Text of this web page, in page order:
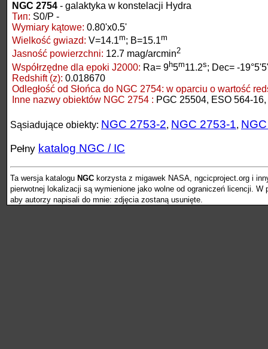
NGC 2754 - galaktyka w konstelacji Hydra
Тип: S0/P -
Wymiary kątowe: 0.80'x0.5'
Wielkość gwiazd: V=14.1m; B=15.1m
Jasność powierzchni: 12.7 mag/arcmin2
Współrzędne dla epoki J2000: Ra= 9h5m11.2s; Dec= -
Redshift (z): 0.018670
Odległość od Słońca do NGC 2754: w oparciu o wartość
Inne nazwy obiektów NGC 2754 : PGC 25504, ESO 564-
Sąsiadujące obiekty: NGC 2753-2, NGC 2753-1,
Pełny katalog NGC / IC
Ta wersja katalogu NGC korzysta z migawek NASA, ngcicproject.org i
pierwotnej lokalizacji są wymienione jako wolne od ograniczeń licencji. W
aby autorzy napisali do mnie: zdjęcia zostaną usunięte.